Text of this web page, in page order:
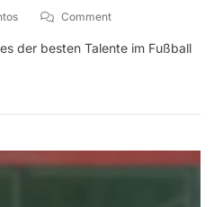
CommentOn
Silva:
der besten Talente im Fußball